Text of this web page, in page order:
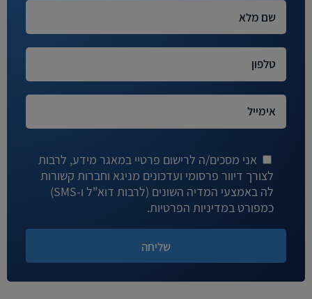
אני מסכים/ה לרישום פרטיי במאגר מידע, לרבות
לצורך דיוור פרסומי ועדכונים מניגא וחברות קשורות
לה באמצעי המדיה השונים (לרבות דוא"ל ו-SMS)
כמפורט במדיניות הפרטיות.